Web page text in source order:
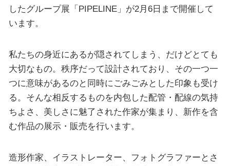
したグループ展「PIPELINE」が2月6日まで開催して
います。
私たちの身近にあるが隠されてしまう、だけどとても
大切なもの。秩序だって設計されており、その一つ一
つに意味があるのと同時にごみごみとした印象も受け
る。そんな相反するものを内包した配管・配線の気持
ちよさ、美しさに魅了された作家が集まり、新作を含
む作品の展示・販売を行います。
造形作家、イラストレーター、フォトグラファーとさ